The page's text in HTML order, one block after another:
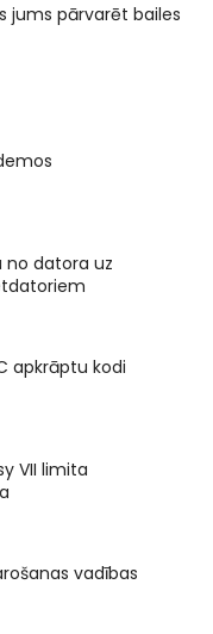
jums pārvarēt bailes
no datora uz
apkrāptu kodi
VII limita
vadības